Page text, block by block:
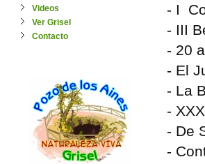
Videos
Ver Grisel
Contacto
- I
- III
- 20
- El
- La
-
- De
-